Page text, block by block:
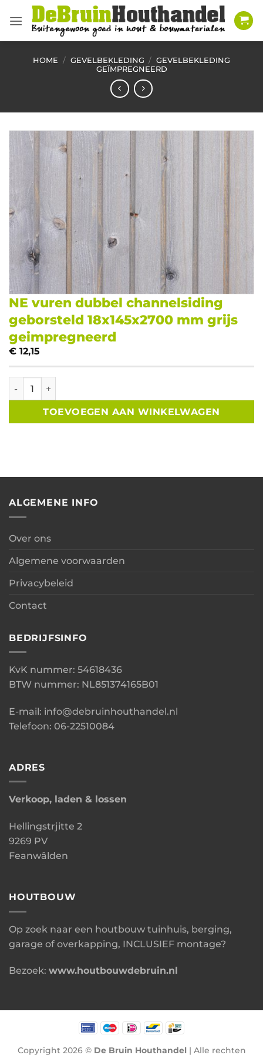
naar
HOME / GEVELBEKLEDING / GEVELBEKLEDING
GEÏMPREGNEERD
NE vuren dubbel channelsiding
geborsteld 18x145x2700 mm grijs
geimpregneerd
€ 12,15
NE vuren dubbel channelsiding geborsteld 18x145x2700
TOEVOEGEN AAN WINKELWAGEN
ALGEMENE INFO
Over ons
Algemene voorwaarden
Privacybeleid
Contact
BEDRIJFSINFO
KvK nummer: 54618436
BTW nummer: NL851374165B01
E-mail: info@debruinhouthandel.nl
Telefoon: 06-22510084
ADRES
Verkoop, laden & lossen
Hellingstrjitte 2
9269 PV
Feanwâlden
HOUTBOUW
Op zoek naar een houtbouw tuinhuis, berging,
garage of overkapping, INCLUSIEF montage?
Bezoek: www.houtbouwdebruin.nl
Copyright 2026 © De Bruin Houthandel | Alle rechten